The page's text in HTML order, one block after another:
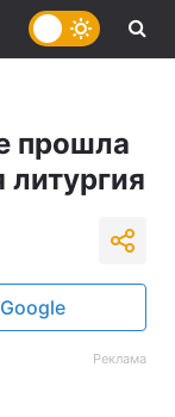
прошла
Реклама